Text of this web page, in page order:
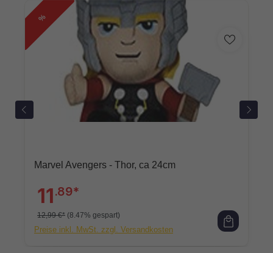
%
Marvel Avengers - Thor, ca 24cm
11.89*
12,99 €* (8.47% gespart)
Preise inkl. MwSt. zzgl. Versandkosten